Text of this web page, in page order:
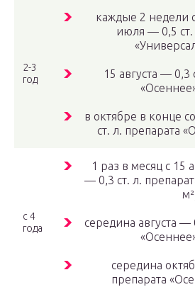
2-3
год
каждые 2 недели
июля — 0,5 ст.
15 августа — 0,3
в октябре в конце
ст. л. препарата
с 4
года
1 раз в месяц с 15
— 0,3 ст. л.
середина августа —
середина
препарата